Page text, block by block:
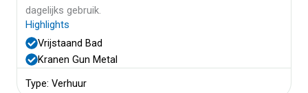
dagelijks gebruik.
Highlights
Vrijstaand Bad
Kranen Gun Metal
Type: Verhuur